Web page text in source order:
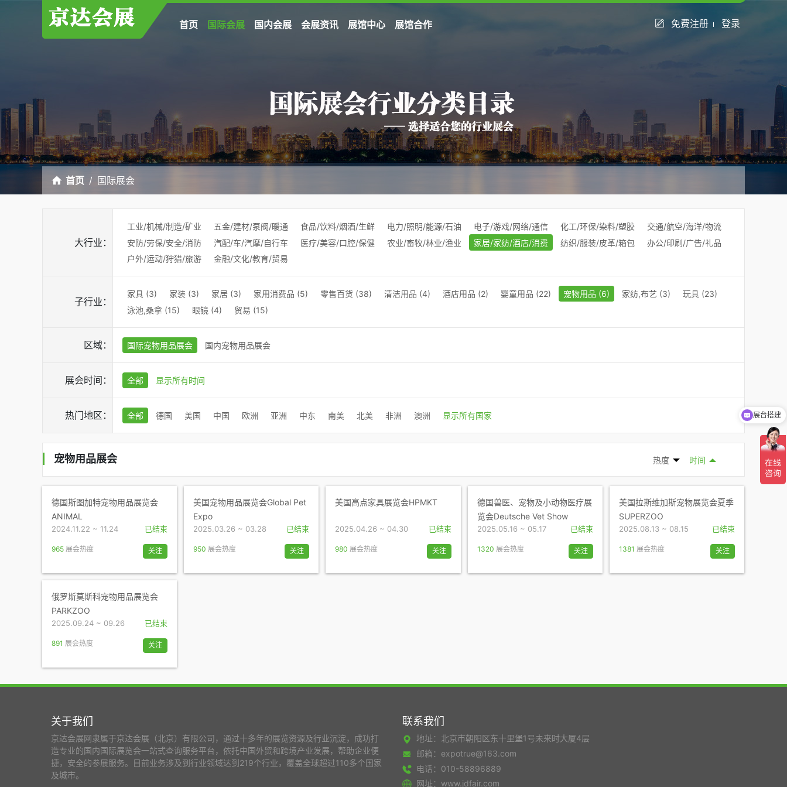
首页 国际会展 国内会展 会展资讯 展馆中心 展馆合作 免费注册 登录
首页 国际展会
大行业：
工业/机械/制造/矿业 五金/建材/泵阀/暖通 食品/饮料/烟酒/生鲜 电力/照明/能源/石油 电子/游戏/网络/通信 化工/环保/染料/塑胶
交通/航空/海洋/物流
安防/劳保/安全/消防
汽配/车/汽摩/自行车 医疗/美容/口腔/保健 农业/畜牧/林业/渔业 家居/家纺/酒店/消费 纺织/服装/皮革/箱包
办公/印刷/广告/礼品
户外/运动/狩猎/旅游
金融/文化/教育/贸易
子行业：
家具 (3) 家装 (3) 家居 (3) 家用消费品 (5) 零售百货 (38) 清洁用品 (4) 酒店用品 (2) 婴童用品 (22) 宠物用品 (6) 家纺,布艺 (3)
玩具 (23)
泳池,桑拿 (15)
眼镜 (4) 贸易 (15)
区域： 国际宠物用品展会 国内宠物用品展会
展会时间： 全部 显示所有时间
热门地区： 全部 德国 美国 中国 欧洲 亚洲 中东 南美 北美 非洲 澳洲 显示所有国家
宠物用品展会 热度 时间
德国斯图加特宠物用品展览会
ANIMAL
2024.11.22 ~ 11.24 已结束
965 展会热度 关注
美国宠物用品展览会Global Pet
Expo
2025.03.26 ~ 03.28 已结束
950 展会热度 关注
美国高点家具展览会HPMKT
2025.04.26 ~ 04.30 已结束
980 展会热度 关注
德国兽医、宠物及小动物医疗展
览会Deutsche Vet Show
2025.05.16 ~ 05.17 已结束
1320 展会热度 关注
美国拉斯维加斯宠物展览会夏季
SUPERZOO
2025.08.13 ~ 08.15 已结束
1381 展会热度 关注
俄罗斯莫斯科宠物用品展览会
PARKZOO
2025.09.24 ~ 09.26 已结束
891 展会热度 关注
关于我们
京达会展网隶属于京达会展（北京）有限公司，通过十多年的展览资源及行业沉淀，成功打
造专业的国内国际展览会一站式查询服务平台，依托中国外贸和跨境产业发展，帮助企业便
捷，安全的参展服务。目前业务涉及到行业领域达到219个行业，覆盖全球超过110多个国家
及城市。
联系我们
地址：北京市朝阳区东十里堡1号未来时大厦4层
邮箱：expotrue@163.com
电话：010-58896889
网址：www.jdfair.com
展台搭建